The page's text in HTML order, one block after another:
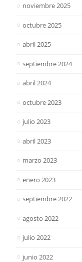
noviembre 2025
octubre 2025
abril 2025
septiembre 2024
abril 2024
octubre 2023
julio 2023
abril 2023
marzo 2023
enero 2023
septiembre 2022
agosto 2022
julio 2022
junio 2022